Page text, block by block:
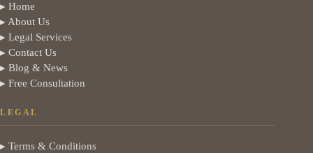
▸ Home
▸ About Us
▸ Legal Services
▸ Contact Us
▸ Blog & News
▸ Free Consultation
LEGAL
▸ Terms & Conditions